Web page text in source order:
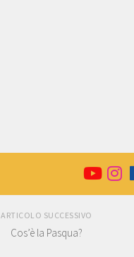
ARTICOLO SUCCESSIVO
Cos’è la Pasqua?